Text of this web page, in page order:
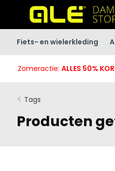
Fiets- en wielerkleding
Zomeractie: ALLES 50%
Tags
Producten